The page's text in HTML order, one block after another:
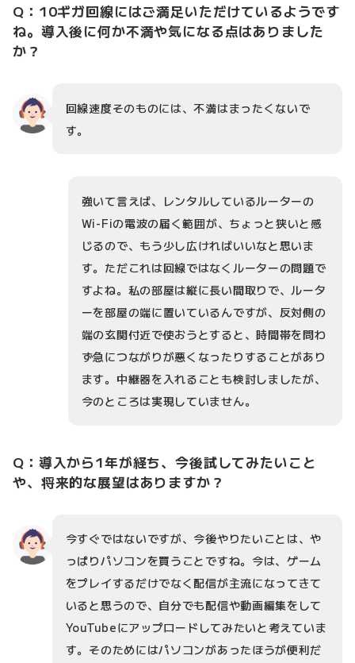
Q：10ギガ回線にはご満足いただけているようです
ね。導入後に何か不満や気になる点はありました
か？
回線速度そのものには、不満はまったくないで
す。
強いて言えば、レンタルしているルーターの
Wi-Fiの電波の届く範囲が、ちょっと狭いと感
じるので、もう少し広ければいいなと思いま
す。ただこれは回線ではなくルーターの問題で
すよね。私の部屋は縦に長い間取りで、ルータ
ーを部屋の端に置いているんですが、反対側の
端の玄関付近で使おうとすると、時間帯を問わ
ず急につながりが悪くなったりすることがあり
ます。中継器を入れることも検討しましたが、
今のところは実現していません。
Q：導入から1年が経ち、今後試してみたいこと
や、将来的な展望はありますか？
今すぐではないですが、今後やりたいことは、や
っぱりパソコンを買うことですね。今は、ゲーム
をプレイするだけでなく配信が主流になってきて
いると思うので、自分でも配信や動画編集をして
YouTubeにアップロードしてみたいと考えていま
す。そのためにはパソコンがあったほうが便利だ